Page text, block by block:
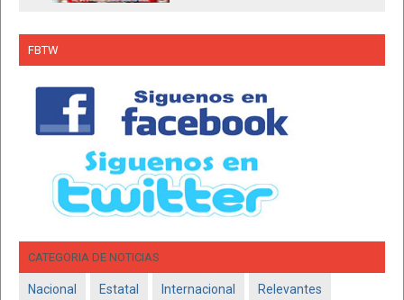
FBTW
CATEGORIA DE NOTICIAS
Nacional Estatal Internacional Relevantes